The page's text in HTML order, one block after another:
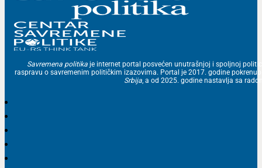
Savremena politika je internet portal posvećen unutrašnjoj i spoljnoj
raspravu o savremenim političkim izazovima. Portal je 2017. godine
Srbija, a od 2025. godine nastavlja sa